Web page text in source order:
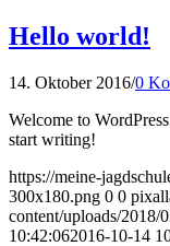
Hello world!
14. Oktober 2016/0
Welcome to
start writing!
https://meine-
300x180.png 0 0
content/uploads/2018/
10:42:062016-10-14